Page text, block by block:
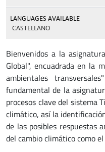
LANGUAGES AVAILABLE
CASTELLANO
Bienvenidos a la
Global", encuadrada en la
ambientales
fundamental de la
procesos clave del sistema
climático, así la
de las posibles respuestas
del cambio climático como